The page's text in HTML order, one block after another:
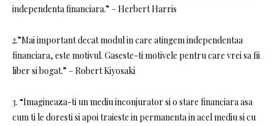
independenta financiara.” – Herbert Harris
2.”Mai important decat modul in care atingem independentaa
financiara, este motivul. Gaseste-ti motivele pentru care vrei sa fii
liber si bogat.” – Robert Kiyosaki
3. “Imagineaza-ti un mediu inconjurator si o stare financiara asa
cum ti le doresti si apoi traieste in permanenta in acel mediu si cu